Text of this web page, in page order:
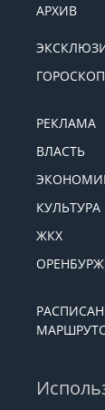
АРХИВ
ГОРОСКОП
РЕКЛАМА
ВЛАСТЬ
КУЛЬТУРА
ЖКХ